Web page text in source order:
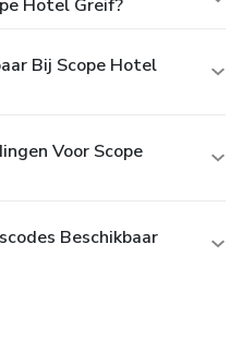
Hotel Greif?
Bij Scope Hotel
Voor Scope
Beschikbaar